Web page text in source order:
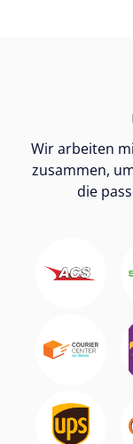
Wir arbeiten
zusammen,
die